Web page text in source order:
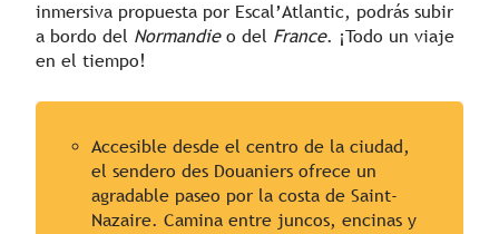
inmersiva propuesta por Escal’Atlantic, podrás subir
a bordo del Normandieo del France. ¡Todo un viaje
en el tiempo!
Accesible desde el centro de la ciudad,
el sendero des Douaniers ofrece un
agradable paseo por la costa de Saint-
Nazaire. Camina entre juncos, encinas y